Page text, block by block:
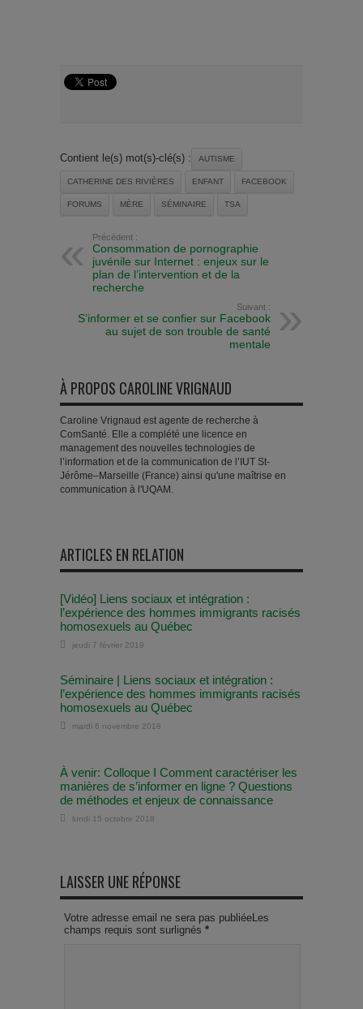
Contient le(s) mot(s)-clé(s) : AUTISME
CATHERINE DES RIVIÈRES ENFANT FACEBOOK
FORUMS MÈRE SÉMINAIRE TSA
Précédent :
Consommation de pornographie
juvénile sur Internet : enjeux sur le
plan de l’intervention et de la
recherche
Suivant :
S’informer et se confier sur Facebook
au sujet de son trouble de santé
mentale
À PROPOS CAROLINE VRIGNAUD
Caroline Vrignaud est agente de recherche à
ComSanté. Elle a complété une licence en
management des nouvelles technologies de
l’information et de la communication de l’IUT St-
Jérôme–Marseille (France) ainsi qu'une maîtrise en
communication à l'UQAM.
ARTICLES EN RELATION
[Vidéo] Liens sociaux et intégration :
l’expérience des hommes immigrants racisés
homosexuels au Québec
jeudi 7 février 2019
Séminaire | Liens sociaux et intégration :
l’expérience des hommes immigrants racisés
homosexuels au Québec
mardi 6 novembre 2018
À venir: Colloque I Comment caractériser les
manières de s’informer en ligne ? Questions
de méthodes et enjeux de connaissance
lundi 15 octobre 2018
LAISSER UNE RÉPONSE
Votre adresse email ne sera pas publiéeLes
champs requis sont surlignés *